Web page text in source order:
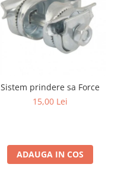
Sistem prindere sa Force
15,00 Lei
ADAUGA IN COS